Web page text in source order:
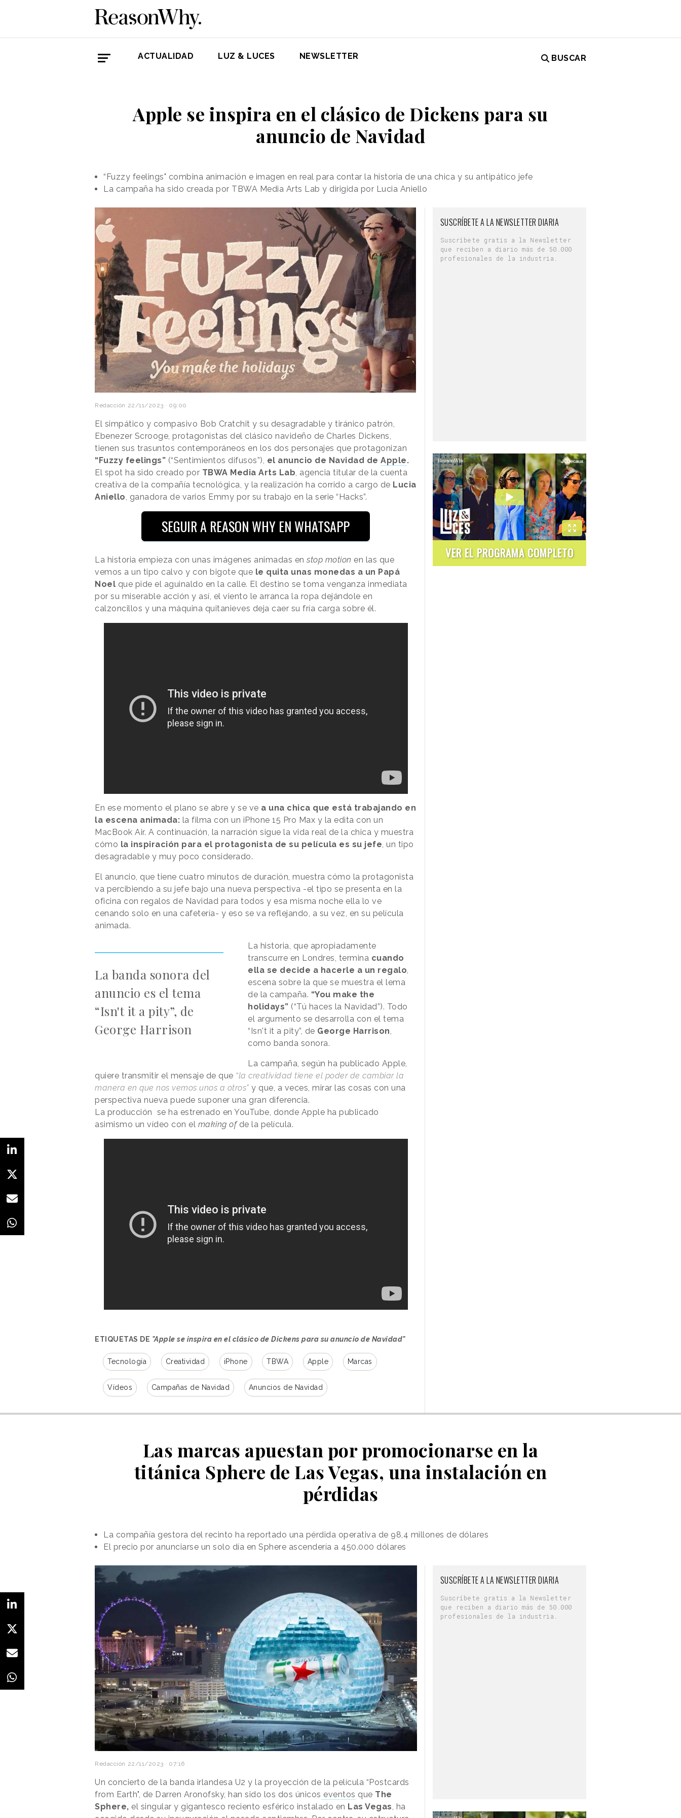
ACTUALIDAD LUZ & LUCES NEWSLETTER BUSCAR
Apple se inspira en el clásico de Dickens para su
anuncio de Navidad
“Fuzzy feelings" combina animación e imagen en real para contar la historia de una chica y su antipático jefe
La campaña ha sido creada por TBWA Media Arts Lab y dirigida por Lucia Aniello
Redacción 22/11/2023 · 09:00
El simpático y compasivo Bob Cratchit y su desagradable y tiránico patrón,
Ebenezer Scrooge, protagonistas del clásico navideño de Charles Dickens,
tienen sus trasuntos contemporáneos en los dos personajes que protagonizan
“Fuzzy feelings” (“Sentimientos difusos”), el anuncio de Navidad de Apple.
El spot ha sido creado por TBWA Media Arts Lab , agencia titular de la cuenta
creativa de la compañía tecnológica, y la realización ha corrido a cargo de Lucia
Aniello , ganadora de varios Emmy por su trabajo en la serie “Hacks”.
SEGUIR A REASON WHY EN WHATSAPP
La historia empieza con unas imágenes animadas en stop motion en las que
vemos a un tipo calvo y con bigote que le quita unas monedas a un Papá
Noel que pide el aguinaldo en la calle. El destino se toma venganza inmediata
por su miserable acción y así, el viento le arranca la ropa dejándole en
calzoncillos y una máquina quitanieves deja caer su fría carga sobre él.
En ese momento el plano se abre y se ve a una chica que está trabajando en
la escena animada: la filma con un iPhone 15 Pro Max y la edita con un
MacBook Air. A continuación, la narración sigue la vida real de la chica y muestra
cómo la inspiración para el protagonista de su película es su jefe , un tipo
desagradable y muy poco considerado.
El anuncio, que tiene cuatro minutos de duración, muestra cómo la protagonista
va percibiendo a su jefe bajo una nueva perspectiva -el tipo se presenta en la
oficina con regalos de Navidad para todos y esa misma noche ella lo ve
cenando solo en una cafetería- y eso se va reflejando, a su vez, en su película
animada.
La banda sonora del
anuncio es el tema
“Isn't it a pity”, de
George Harrison
La historia, que apropiadamente
transcurre en Londres, termina cuando
ella se decide a hacerle a un regalo
escena sobre la que se muestra el lema
de la campaña. “You make the
holidays” (“Tú haces la Navidad”). Todo
el argumento se desarrolla con el tema
“Isn't it a pity”, de George Harrison
como banda sonora.
La campaña, según ha publicado Apple,
quiere transmitir el mensaje de que “la creatividad tiene el poder de cambiar la
manera en que nos vemos unos a otros" y que, a veces, mirar las cosas con una
perspectiva nueva puede suponer una gran diferencia.
La producción se ha estrenado en YouTube, donde Apple ha publicado
asimismo un vídeo con el making of de la película.
ETIQUETAS DE "Apple se inspira en el clásico de Dickens para su anuncio de Navidad"
Tecnología Creatividad iPhone TBWA Apple Marcas
Vídeos Campañas de Navidad Anuncios de Navidad
SUSCRÍBETE A LA NEWSLETTER DIARIA
Suscríbete gratis a la Newsletter
que reciben a diario más de 50.000
profesionales de la industria.
VER EL PROGRAMA COMPLETO
Las marcas apuestan por promocionarse en la
titánica Sphere de Las Vegas, una instalación en
pérdidas
La compañía gestora del recinto ha reportado una pérdida operativa de 98,4 millones de dólares
El precio por anunciarse un solo día en Sphere ascendería a 450.000 dólares
Redacción 22/11/2023 · 07:16
Un concierto de la banda irlandesa U2 y la proyección de la película “Postcards
from Earth", de Darren Aronofsky, han sido los dos únicos eventos que The
Sphere, el singular y gigantesco reciento esférico instalado en Las Vegas, ha
SUSCRÍBETE A LA NEWSLETTER DIARIA
Suscríbete gratis a la Newsletter
que reciben a diario más de 50.000
profesionales de la industria.